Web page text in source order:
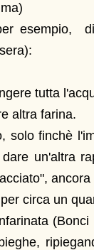
esempio,
tutta
altra farina.
solo finchè
un'altra
circa un